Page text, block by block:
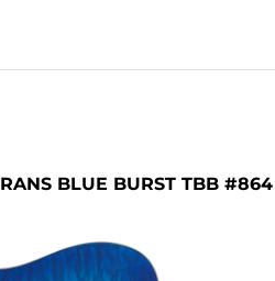
BLUE BURST TBB